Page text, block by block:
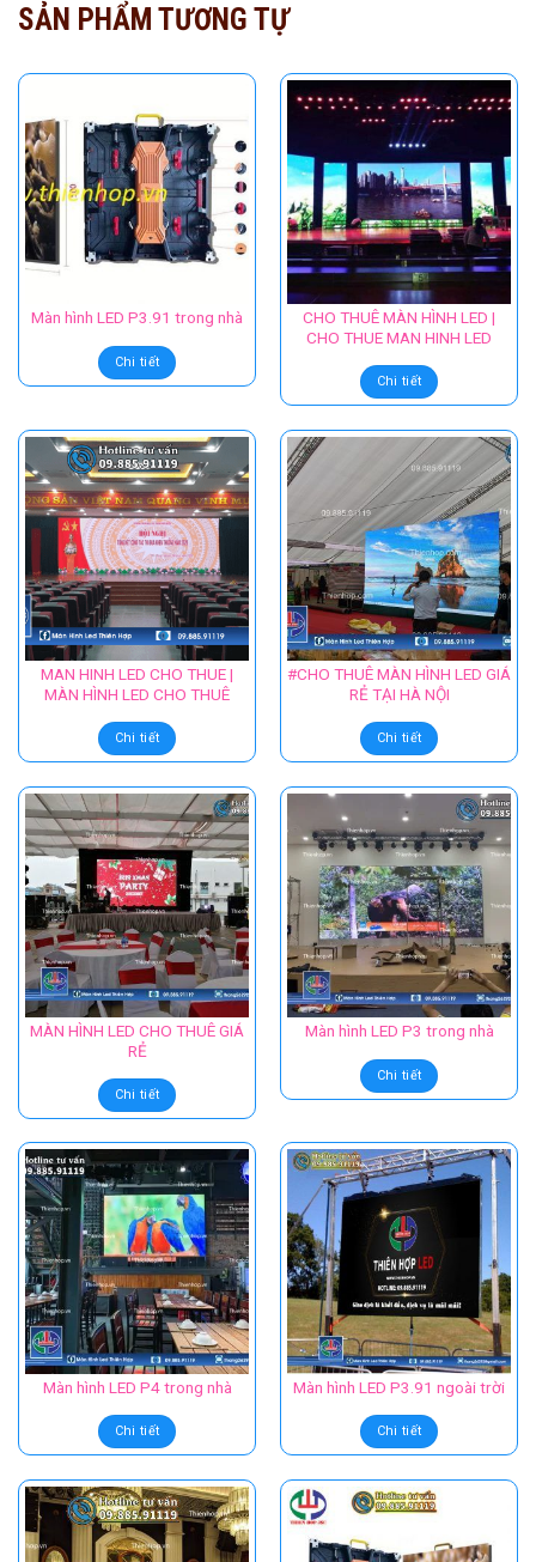
SẢN PHẨM TƯƠNG TỰ
Màn hình LED P3.91 trong nhà
Chi tiết
CHO THUÊ MÀN HÌNH LED |
CHO THUE MAN HINH LED
Chi tiết
MAN HINH LED CHO THUE |
MÀN HÌNH LED CHO THUÊ
Chi tiết
#CHO THUÊ MÀN HÌNH LED GIÁ
RẺ TẠI HÀ NỘI
Chi tiết
MÀN HÌNH LED CHO THUÊ GIÁ
RẺ
Chi tiết
Màn hình LED P3 trong nhà
Chi tiết
Màn hình LED P4 trong nhà
Chi tiết
Màn hình LED P3.91 ngoài trời
Chi tiết